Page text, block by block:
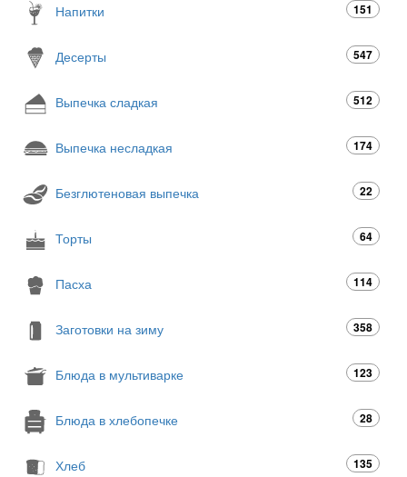
Напитки 151
Десерты 547
Выпечка сладкая 512
Выпечка несладкая 174
Безглютеновая выпечка 22
Торты 64
Пасха 114
Заготовки на зиму 358
Блюда в мультиварке 123
Блюда в хлебопечке 28
Хлеб 135